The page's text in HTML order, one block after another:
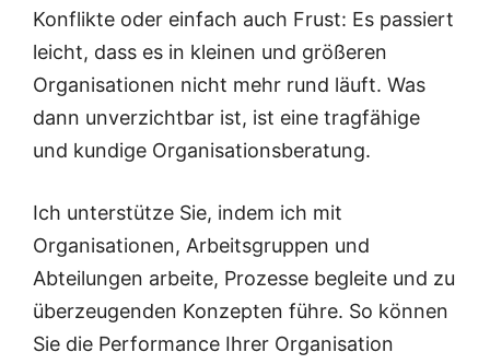
Konflikte oder einfach auch Frust: Es passiert
leicht, dass es in kleinen und größeren
Organisationen nicht mehr rund läuft. Was
dann unverzichtbar ist, ist eine tragfähige
und kundige Organisationsberatung.
Ich unterstütze Sie, indem ich mit
Organisationen, Arbeitsgruppen und
Abteilungen arbeite, Prozesse begleite und zu
überzeugenden Konzepten führe. So können
Sie die Performance Ihrer Organisation